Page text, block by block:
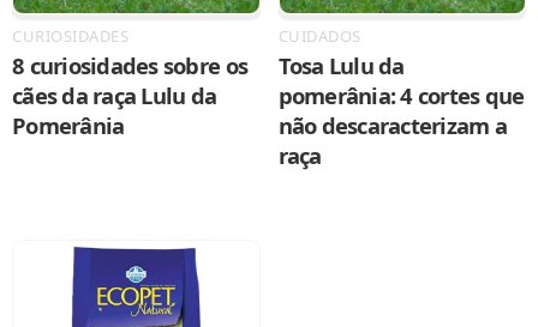
CURIOSIDADES
8 curiosidades sobre os
cães da raça Lulu da
Pomerânia
CUIDADOS
Tosa Lulu da
pomerânia: 4 cortes que
não descaracterizam a
raça